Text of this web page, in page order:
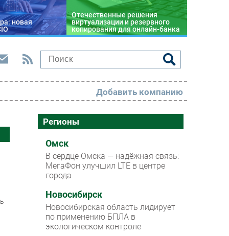
новая
Отечественные решения
виртуализации и резервного
копирования для онлайн-банка
РАЗДЕЛЫ
Новости
Аналитика
Интервью
Мероприятия
Проекты
IT класс
Добавить компанию
Регионы
Омск
В сердце Омска — надёжная связь:
МегаФон улучшил LTE в центре
города
Новосибирск
Новосибирская область лидирует
по применению БПЛА в
экологическом контроле